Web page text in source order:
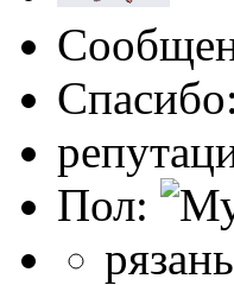
Спасибо:
Пол:
рязань